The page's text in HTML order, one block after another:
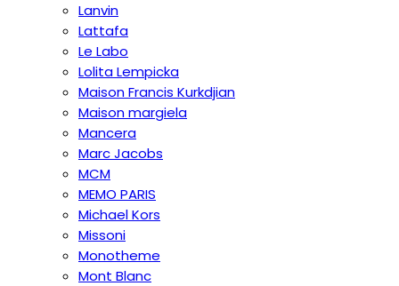
Lanvin
Lattafa
Le Labo
Lolita Lempicka
Maison Francis Kurkdjian
Maison margiela
Mancera
Marc Jacobs
MCM
MEMO PARIS
Michael Kors
Missoni
Monotheme
Mont Blanc